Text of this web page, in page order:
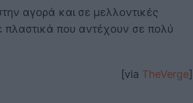
αγορά και σε μελλοντικές
πλαστικά που αντέχουν σε πολύ
[via TheVerge]